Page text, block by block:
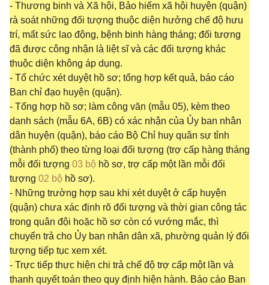
- Thương binh và Xã hội, Bảo hiểm xã hội huyện (quận)
rà soát những đối tượng thuộc diện hưởng chế độ hưu
trí, mất sức lao động, bệnh binh hàng tháng; đối tượng
đã được công nhận là liệt sĩ và các đối tượng khác
thuộc diện không áp dụng.
- Tổ chức xét duyệt hồ sơ; tổng hợp kết quả, báo cáo
Ban chỉ đạo huyện (quận).
- Tổng hợp hồ sơ; làm công văn (mẫu 05), kèm theo
danh sách (mẫu 6A, 6B) có xác nhận của Ủy ban nhân
dân huyện (quận), báo cáo Bộ Chỉ huy quân sự tỉnh
(thành phố) theo từng loại đối tượng (trợ cấp hàng tháng
mỗi đối tượng 03 bộ hồ sơ, trợ cấp một lần mỗi đối
tượng 02 bộ hồ sơ).
- Những trường hợp sau khi xét duyệt ở cấp huyện
(quận) chưa xác định rõ đối tượng và thời gian công tác
trong quân đội hoặc hồ sơ còn có vướng mắc, thì
chuyển trả cho Ủy ban nhân dân xã, phường quản lý đối
tượng tiếp tục xem xét.
- Trực tiếp thực hiện chi trả chế độ trợ cấp một lần và
thanh quyết toán theo quy định hiện hành. Báo cáo Ban